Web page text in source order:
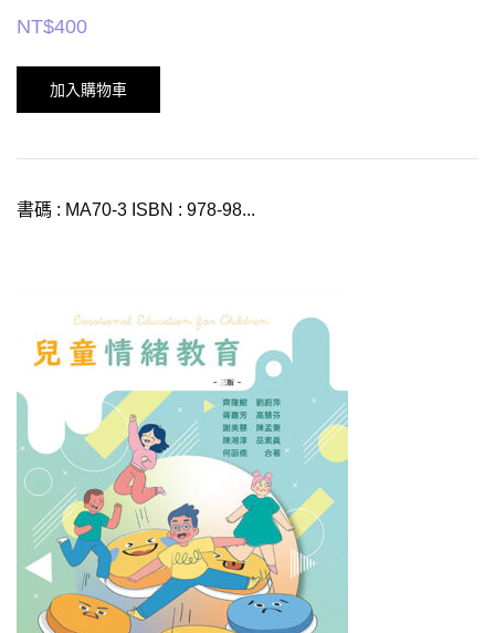
NT$400
加入購物車
書碼 : MA70-3 ISBN : 978-98...